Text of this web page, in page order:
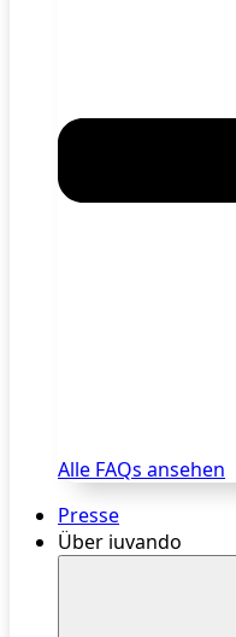
Alle FAQs ansehen
Presse
Über iuvando